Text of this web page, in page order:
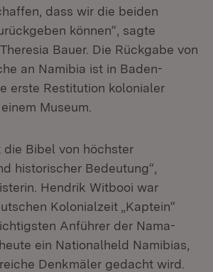
dass wir die beiden
können“, sagte
Bauer. Die Rückgabe von
an Namibia ist in Baden-
erste Restitution kolonialer
Museum.
die Bibel von höchster
historischer Bedeutung“,
Hendrik Witbooi war
Kolonialzeit „Kaptein“
Anführer der Nama-
ein Nationalheld Namibias,
Denkmäler gedacht wird.